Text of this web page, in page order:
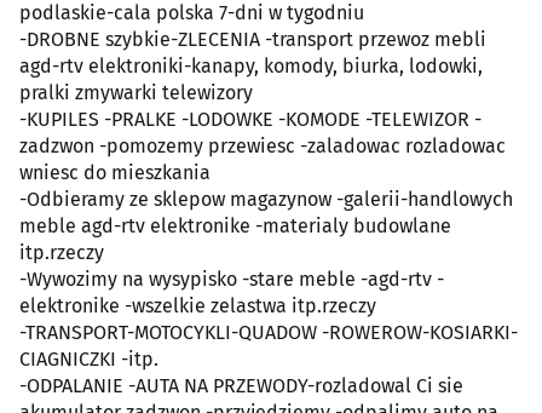
podlaskie-cala polska 7-dni w tygodniu
-DROBNE szybkie-ZLECENIA -transport przewoz mebli
agd-rtv elektroniki-kanapy, komody, biurka, lodowki,
pralki zmywarki telewizory
-KUPILES -PRALKE -LODOWKE -KOMODE -TELEWIZOR -
zadzwon -pomozemy przewiesc -zaladowac rozladowac
wniesc do mieszkania
-Odbieramy ze sklepow magazynow -galerii-handlowych
meble agd-rtv elektronike -materialy budowlane
itp.rzeczy
-Wywozimy na wysypisko -stare meble -agd-rtv -
elektronike -wszelkie zelastwa itp.rzeczy
-TRANSPORT-MOTOCYKLI-QUADOW -ROWEROW-KOSIARKI-
CIAGNICZKI -itp.
-ODPALANIE -AUTA NA PRZEWODY-rozladowal Ci sie